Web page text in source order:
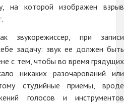
на которой изображен взрыв
звукорежиссер, при записи
задачу: звук ее должен быть
с тем, чтобы во время грядущих
никаких разочарований или
студийные приемы, вроде
голосов и инструментов